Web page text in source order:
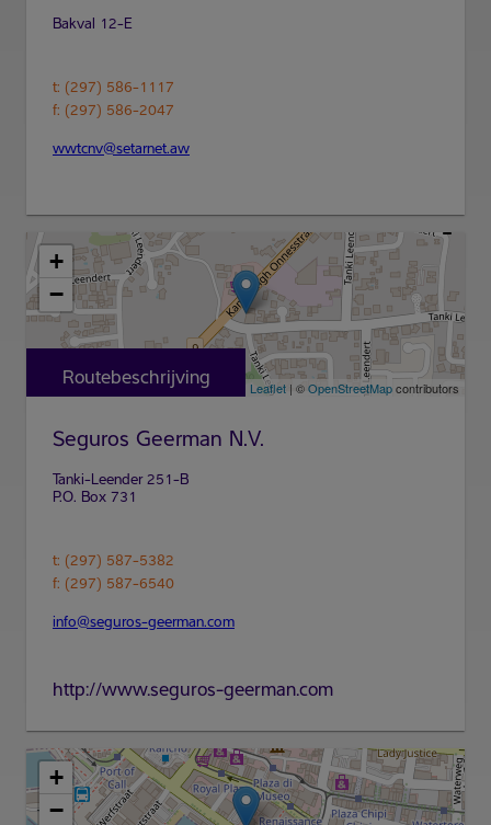
t: (297) 586-1117
wwtcnv@setarnet.aw
+
−
Leaflet | ©OpenStreetMapcontributors
Routebeschrijving
Seguros Geerman N.V.
t: (297) 587-5382
f: (297) 587-6540
info@seguros-geerman.com
+
−